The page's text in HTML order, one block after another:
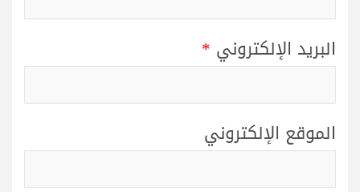
البريد الإلكتروني *
الموقع الإلكتروني